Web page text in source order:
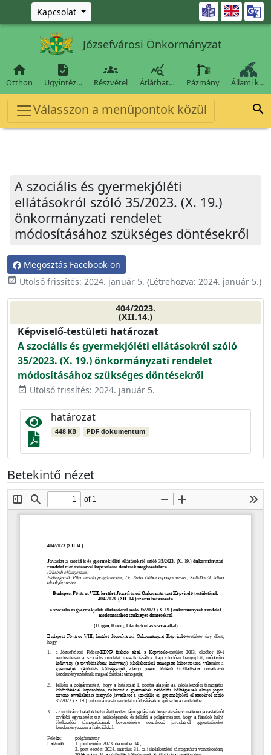
Ugrás a fő tartalomra
Kapcsolat 
Józsefvárosi Önkormányzat

Otthon

Ügyintéz…

Részvétel

Átláthat… Pázmány Állami k…
Válasszon a menüpontok közül 
A szociális és gyermekjóléti
ellátásokról szóló 35/2023. (X. 19.)
önkormányzati rendelet
módosításához szükséges döntésekről
Megosztás Facebook-on
event_available Utolsó frissítés: 2024. január 5. (Létrehozva: 2024. január 5.)
404/2023.
(XII.14.)
Képviselő-testületi határozat
A szociális és gyermekjóléti ellátásokról szóló
35/2023. (X. 19.) önkormányzati rendelet
módosításához szükséges döntésekről
event_available Utolsó frissítés: 2024. január 5.
határozat
448 KB PDF dokumentum
Betekintő nézet